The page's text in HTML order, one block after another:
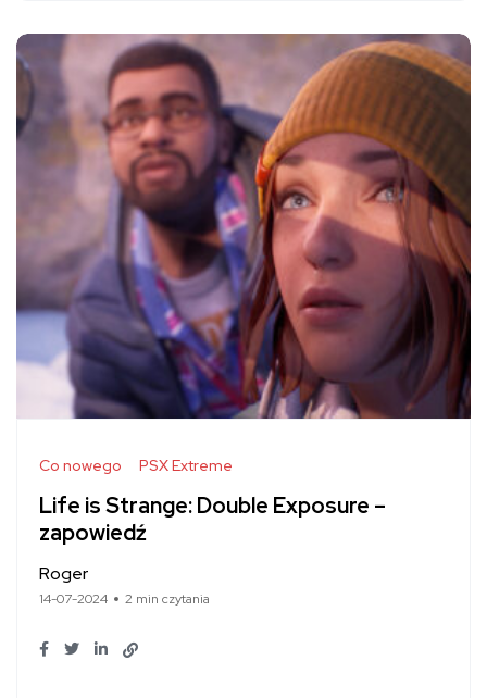
Co nowego PSX Extreme
Life is Strange: Double Exposure –
zapowiedź
Roger
14-07-2024 2 min czytania